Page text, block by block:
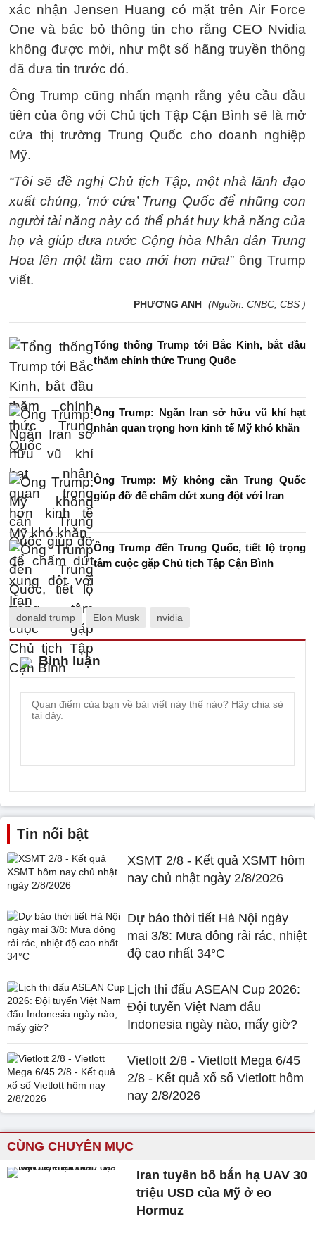
xác nhận Jensen Huang có mặt trên Air Force
One và bác bỏ thông tin cho rằng CEO Nvidia
không được mời, như một số hãng truyền thông
đã đưa tin trước đó.
Ông Trump cũng nhấn mạnh rằng yêu cầu đầu
tiên của ông với Chủ tịch Tập Cận Bình sẽ là mở
cửa thị trường Trung Quốc cho doanh nghiệp
Mỹ.
“Tôi sẽ đề nghị Chủ tịch Tập, một nhà lãnh đạo
xuất chúng, ‘mở cửa’ Trung Quốc để những con
người tài năng này có thể phát huy khả năng của
họ và giúp đưa nước Cộng hòa Nhân dân Trung
Hoa lên một tầm cao mới hơn nữa!”ông Trump
viết.
PHƯƠNG ANH (Nguồn: CNBC, CBS )
Tổng thống Trump tới Bắc Kinh, bắt đầu
thăm chính thức Trung Quốc
Ông Trump: Ngăn Iran sở hữu vũ khí hạt
nhân quan trọng hơn kinh tế Mỹ khó khăn
Ông Trump: Mỹ không cần Trung Quốc
giúp đỡ để chấm dứt xung đột với Iran
Ông Trump đến Trung Quốc, tiết lộ trọng
tâm cuộc gặp Chủ tịch Tập Cận Bình
donald trump Elon Musk nvidia
Bình luận
Tin nổi bật
XSMT 2/8 - Kết quả XSMT hôm
nay chủ nhật ngày 2/8/2026
Dự báo thời tiết Hà Nội ngày
mai 3/8: Mưa dông rải rác, nhiệt
độ cao nhất 34°C
Lịch thi đấu ASEAN Cup 2026:
Đội tuyển Việt Nam đấu
Indonesia ngày nào, mấy giờ?
Vietlott 2/8 - Vietlott Mega 6/45
2/8 - Kết quả xổ số Vietlott hôm
nay 2/8/2026
CÙNG CHUYÊN MỤC
Iran tuyên bố bắn hạ UAV 30
triệu USD của Mỹ ở eo
Hormuz